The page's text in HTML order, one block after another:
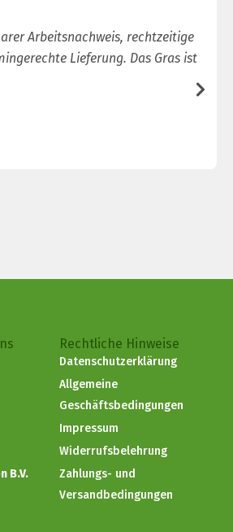
Arbeitsnachweis, rechtzeitige
Lieferung. Das Gras ist
B.V.
Rechtliche Hinweise
Datenschutzerklärung
Allgemeine
Geschäftsbedingungen
Impressum
Widerrufsbelehrung
Zahlungs- und
Versandbedingungen